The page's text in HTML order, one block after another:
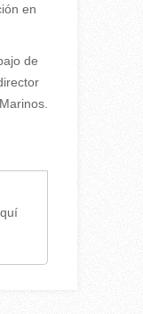
en
de